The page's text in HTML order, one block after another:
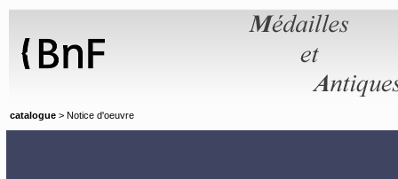
catalogue > Notice d'oeuvre